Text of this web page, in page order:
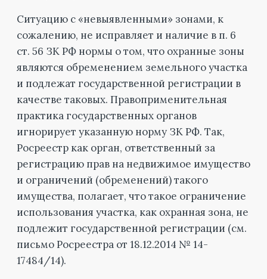
Ситуацию с «невыявленными» зонами, к
сожалению, не исправляет и наличие в п. 6
ст. 56 ЗК РФ нормы о том, что охранные зоны
являются обременением земельного участка
и подлежат государственной регистрации в
качестве таковых. Правоприменительная
практика государственных органов
игнорирует указанную норму ЗК РФ. Так,
Росреестр как орган, ответственный за
регистрацию прав на недвижимое имущество
и ограничений (обременений) такого
имущества, полагает, что такое ограничение
использования участка, как охранная зона, не
подлежит государственной регистрации (см.
письмо Росреестра от 18.12.2014 № 14-
17484/14).